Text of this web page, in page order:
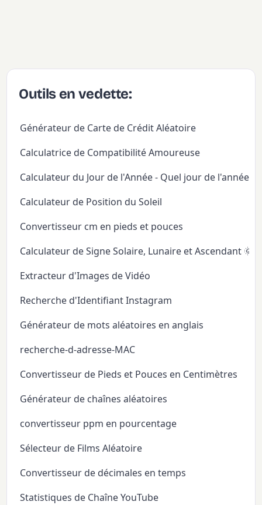
Outils en vedette:
Générateur de Carte de Crédit Aléatoire
Calculatrice de Compatibilité Amoureuse
Calculateur du Jour de l'Année - Quel jour de l'année
Calculateur de Position du Soleil
Convertisseur cm en pieds et pouces
Calculateur de Signe Solaire, Lunaire et Ascendant
Extracteur d'Images de Vidéo
Recherche d'Identifiant Instagram
Générateur de mots aléatoires en anglais
recherche-d-adresse-MAC
Convertisseur de Pieds et Pouces en Centimètres
Générateur de chaînes aléatoires
convertisseur ppm en pourcentage
Sélecteur de Films Aléatoire
Convertisseur de décimales en temps
Statistiques de Chaîne YouTube